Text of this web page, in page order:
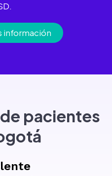
información
de pacientes